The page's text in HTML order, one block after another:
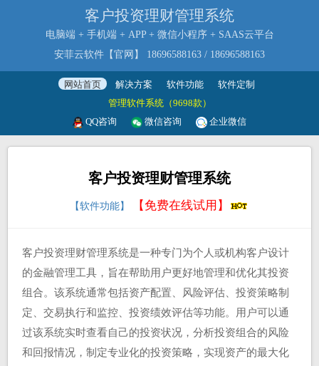
客户投资理财管理系统
电脑端 + 手机端 + APP + 微信小程序 + SAAS云平台
安菲云软件【官网】
18696588163 / 18696588163
网站首页 解决方案 软件功能
软件定制
管理软件系统（9698款）
QQ咨询
微信咨询 企业微信
客户投资理财管理系统
【软件功能】 【免费在线试用】
客户投资理财管理系统是一种专门为个人或机构客户设计
的金融管理工具，旨在帮助用户更好地管理和优化其投资
组合。该系统通常包括资产配置、风险评估、投资策略制
定、交易执行和监控、投资绩效评估等功能。用户可以通
过该系统实时查看自己的投资状况，分析投资组合的风险
和回报情况，制定专业化的投资策略，实现资产的最大化